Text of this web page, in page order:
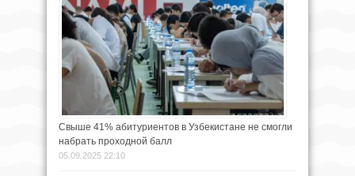
Свыше 41% абитуриентов в Узбекистане не смогли
набрать проходной балл
05.09.2025 22:10